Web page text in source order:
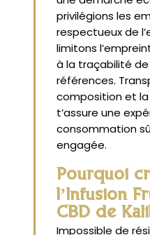
privilégions les
respectueux de
limitons
à la traçabilité
références.
composition et la
t’assure une
consommation
engagée.
Pourquoi
l’Infusion
CBD de
Impossible de